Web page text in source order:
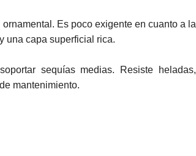
Es poco exigente en cuanto a la
una capa superficial rica.
sequías medias. Resiste heladas,
mantenimiento.